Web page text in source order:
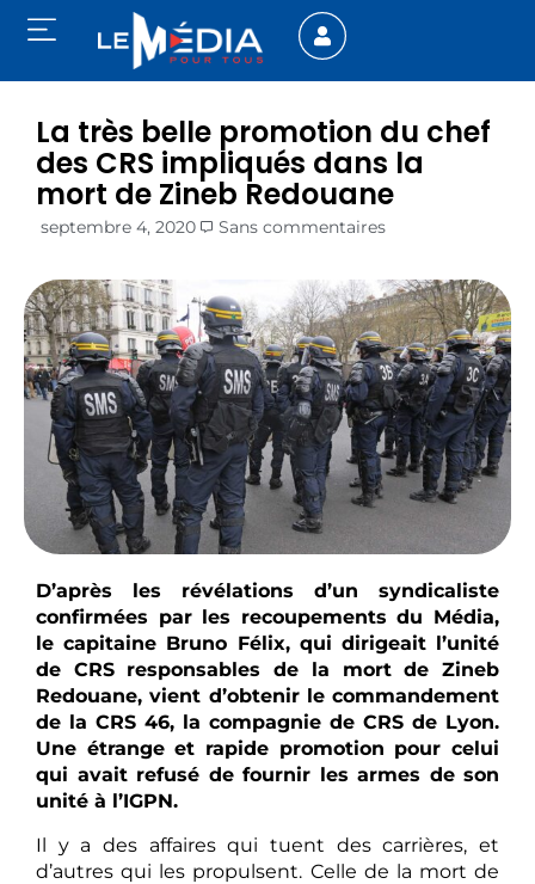
La très belle promotion du chef
des CRS impliqués dans la
mort de Zineb Redouane
septembre 4, 2020 Sans commentaires
D’après les révélations d’un syndicaliste
confirmées par les recoupements du Média,
le capitaine Bruno Félix, qui dirigeait l’unité
de CRS responsables de la mort de Zineb
Redouane, vient d’obtenir le commandement
de la CRS 46, la compagnie de CRS de Lyon.
Une étrange et rapide promotion pour celui
qui avait refusé de fournir les armes de son
unité à l’IGPN.
Il y a des affaires qui tuent des carrières, et
d’autres qui les propulsent. Celle de la mort de